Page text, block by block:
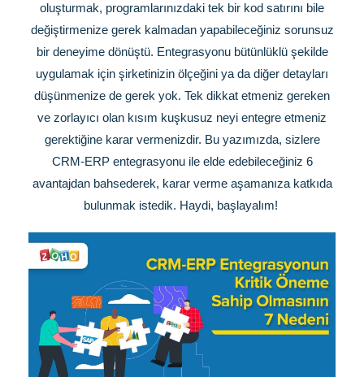
oluşturmak, programlarınızdaki tek bir kod satırını bile
değiştirmenize gerek kalmadan yapabileceğiniz sorunsuz
bir deneyime dönüştü. Entegrasyonu bütünlüklü şekilde
uygulamak için şirketinizin ölçeğini ya da diğer detayları
düşünmenize de gerek yok. Tek dikkat etmeniz gereken
ve zorlayıcı olan kısım kuşkusuz neyi entegre etmeniz
gerektiğine karar vermenizdir. Bu yazımızda, sizlere
CRM-ERP entegrasyonu ile elde edebileceğiniz 6
avantajdan bahsederek, karar verme aşamanıza katkıda
bulunmak istedik. Haydi, başlayalım!